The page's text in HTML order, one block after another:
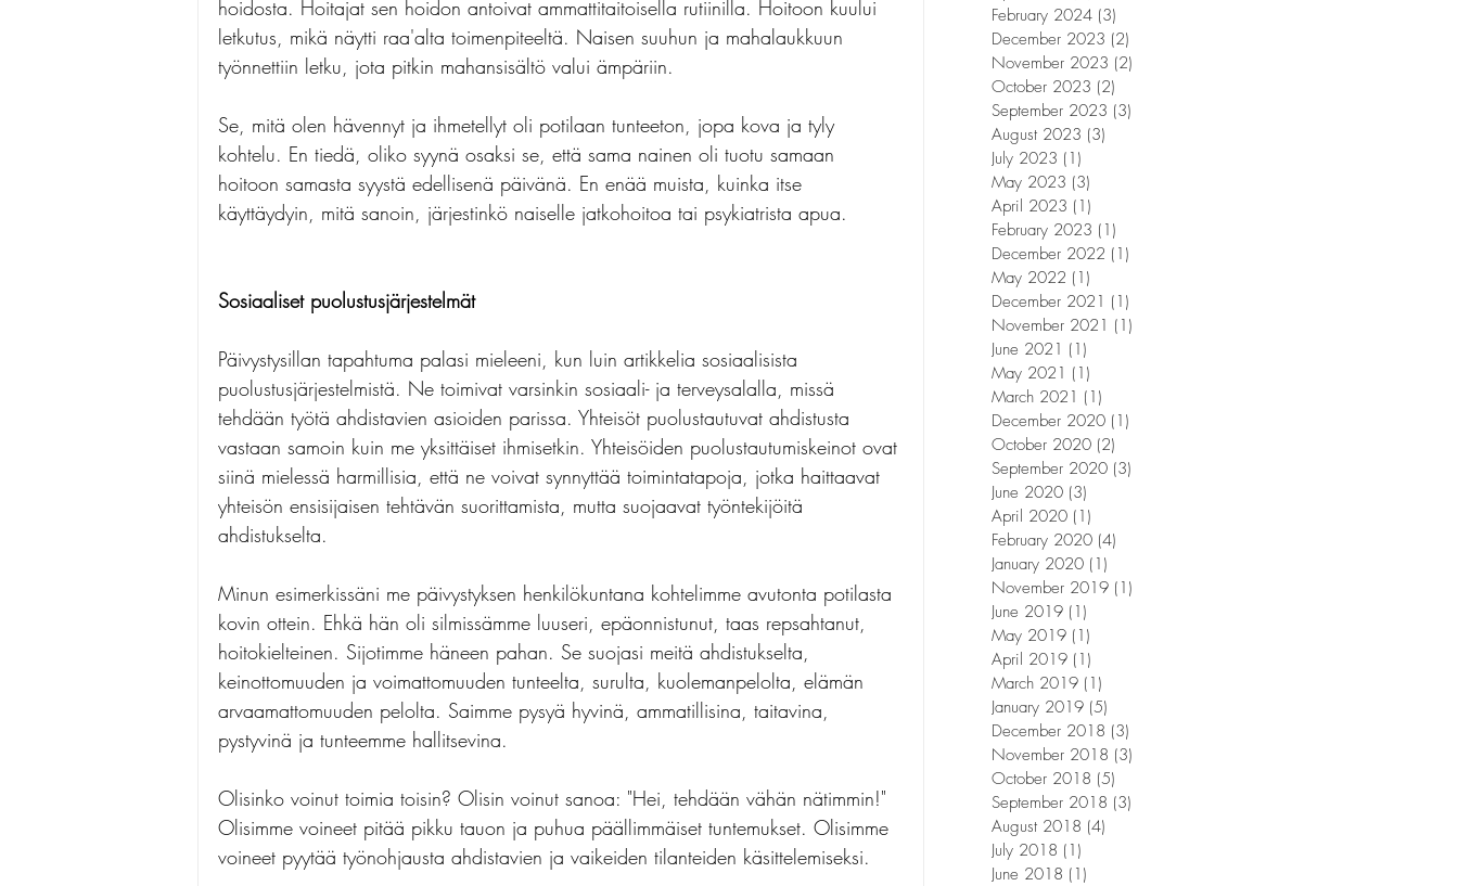
hoidosta. Hoitajat sen hoidon antoivat ammattitaitoisella rutiinilla. Hoitoon kuului
letkutus, mikä näytti raa'alta toimenpiteeltä. Naisen suuhun ja mahalaukkuun
työnnettiin letku, jota pitkin mahansisältö valui ämpäriin.
Se, mitä olen hävennyt ja ihmetellyt oli potilaan tunteeton, jopa kova ja tyly
kohtelu. En tiedä, oliko syynä osaksi se, että sama nainen oli tuotu samaan
hoitoon samasta syystä edellisenä päivänä. En enää muista, kuinka itse
käyttäydyin, mitä sanoin, järjestinkö naiselle jatkohoitoa tai psykiatrista apua.
Sosiaaliset puolustusjärjestelmät
Päivystysillan tapahtuma palasi mieleeni, kun luin artikkelia sosiaalisista
puolustusjärjestelmistä. Ne toimivat varsinkin sosiaali- ja terveysalalla, missä
tehdään työtä ahdistavien asioiden parissa. Yhteisöt puolustautuvat ahdistusta
vastaan samoin kuin me yksittäiset ihmisetkin. Yhteisöiden puolustautumiskeinot ovat
siinä mielessä harmillisia, että ne voivat synnyttää toimintatapoja, jotka haittaavat
yhteisön ensisijaisen tehtävän suorittamista, mutta suojaavat työntekijöitä
ahdistukselta.
Minun esimerkissäni me päivystyksen henkilökuntana kohtelimme avutonta potilasta
kovin ottein. Ehkä hän oli silmissämme luuseri, epäonnistunut, taas repsahtanut,
hoitokielteinen. Sijotimme häneen pahan. Se suojasi meitä ahdistukselta,
keinottomuuden ja voimattomuuden tunteelta, surulta, kuolemanpelolta, elämän
arvaamattomuuden pelolta. Saimme pysyä hyvinä, ammatillisina, taitavina,
pystyvinä ja tunteemme hallitsevina.
Olisinko voinut toimia toisin? Olisin voinut sanoa: "Hei, tehdään vähän nätimmin!"
Olisimme voineet pitää pikku tauon ja puhua päällimmäiset tuntemukset. Olisimme
voineet pyytää työnohjausta ahdistavien ja vaikeiden tilanteiden käsittelemiseksi.
February 2024 (3)
December 2023 (2)
November 2023 (2)
October 2023 (2)
September 2023 (3)
August 2023 (3)
July 2023 (1)
May 2023 (3)
April 2023 (1)
February 2023 (1)
December 2022 (1)
May 2022 (1)
December 2021 (1)
November 2021 (1)
June 2021 (1)
May 2021 (1)
March 2021 (1)
December 2020 (1)
October 2020 (2)
September 2020 (3)
June 2020 (3)
April 2020 (1)
February 2020 (4)
January 2020 (1)
November 2019 (1)
June 2019 (1)
May 2019 (1)
April 2019 (1)
March 2019 (1)
January 2019 (5)
December 2018 (3)
November 2018 (3)
October 2018 (5)
September 2018 (3)
August 2018 (4)
July 2018 (1)
June 2018 (1)